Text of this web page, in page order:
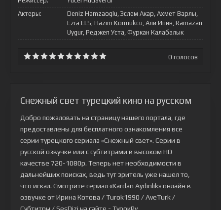
Актеры:
Deniz Hamzaoglu, Эслем Акар, Ахмет Варлы,
Ezra ELS, Hazim Körmükcü, Али Ипин, Ramazan
Uygur, Реджеп Уста, Фуркан Калабалык
0 голосов
Снежный свет турецкий кино на русском
Добро пожаловать на страницу нашего портала, где
предоставлены для бесплатного ознакомления все
серии турецкого сериала «Снежный свет». Серии в
русской озвучке или с субтитрами в высоком HD
качестве 720-1080p. Теперь нет необходимости в
дальнейших поисках, ведь тут зритель уже нашел то,
что искал. Смотрите сериал «Kardan Aydınlık» онлайн в
озвучке от Ирина Котова / Turok1990 / AveTurk /